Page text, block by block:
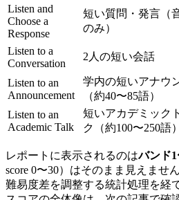
Listen and
Choose a
Response
短い質問・発言（
のみ）
Listen to a
Conversation
2人の短い会話
Listen to an
Announcement
学内の短いアナウ
（約40〜85語）
Listen to an
Academic Talk
短いアカデミック
ク（約100〜250語）
レポートに表示されるのはバンド1
score 0〜30）はそのまま見えませ
難易度差を調整する統計処理を経